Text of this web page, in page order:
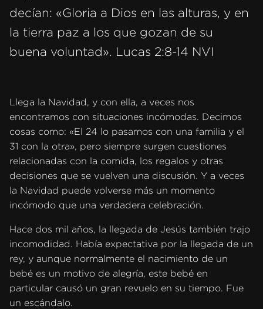
decían: «Gloria a Dios en las alturas, y en
la tierra paz a los que gozan de su
buena voluntad». Lucas 2:8-14 NVI
Llega la Navidad, y con ella, a veces nos
encontramos con situaciones incómodas. Decimos
cosas como: «El 24 lo pasamos con una familia y el
31 con la otra», pero siempre surgen cuestiones
relacionadas con la comida, los regalos y otras
decisiones que se vuelven una discusión. Y a veces
la Navidad puede volverse más un momento
incómodo que una verdadera celebración.
Hace dos mil años, la llegada de Jesús también trajo
incomodidad. Había expectativa por la llegada de un
rey, y aunque normalmente el nacimiento de un
bebé es un motivo de alegría, este bebé en
particular causó un gran revuelo en su tiempo. Fue
un escándalo.